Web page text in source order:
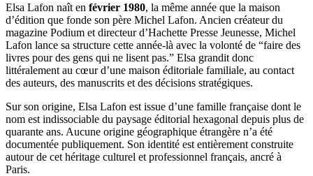
Elsa Lafon naît en février 1980, la même année que la maison
d’édition que fonde son père Michel Lafon. Ancien créateur du
magazine Podium et directeur d’Hachette Presse Jeunesse, Michel
Lafon lance sa structure cette année-là avec la volonté de “faire des
livres pour des gens qui ne lisent pas.” Elsa grandit donc
littéralement au cœur d’une maison éditoriale familiale, au contact
des auteurs, des manuscrits et des décisions stratégiques.
Sur son origine, Elsa Lafon est issue d’une famille française dont le
nom est indissociable du paysage éditorial hexagonal depuis plus de
quarante ans. Aucune origine géographique étrangère n’a été
documentée publiquement. Son identité est entièrement construite
autour de cet héritage culturel et professionnel français, ancré à
Paris.